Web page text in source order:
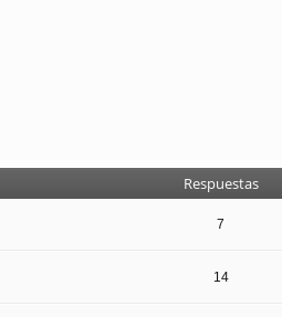
Respuestas
7
14